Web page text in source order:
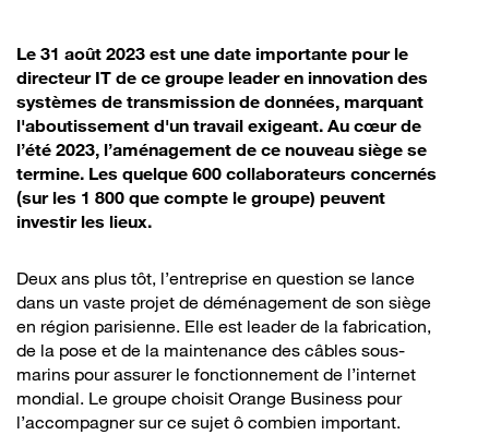
Le 31 août 2023 est une date importante pour le
directeur IT de ce groupe leader en innovation des
systèmes de transmission de données, marquant
l'aboutissement d'un travail exigeant. Au cœur de
l’été 2023, l’aménagement de ce nouveau siège se
termine. Les quelque 600 collaborateurs concernés
(sur les 1 800 que compte le groupe) peuvent
investir les lieux.
Deux ans plus tôt, l’entreprise en question se lance
dans un vaste projet de déménagement de son siège
en région parisienne. Elle est leader de la fabrication,
de la pose et de la maintenance des câbles sous-
marins pour assurer le fonctionnement de l’internet
mondial. Le groupe choisit Orange Business pour
l’accompagner sur ce sujet ô combien important.